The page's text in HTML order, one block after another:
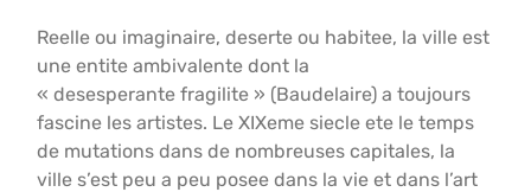
Reelle ou imaginaire, deserte ou habitee, la ville est
une entite ambivalente dont la
« desesperante fragilite » (Baudelaire) a toujours
fascine les artistes. Le XIXeme siecle ete le temps
de mutations dans de nombreuses capitales, la
ville s’est peu a peu posee dans la vie et dans l’art